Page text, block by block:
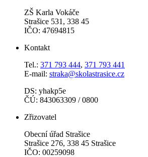
ZŠ Karla Vokáče
Strašice 531, 338 45
IČO: 47694815
Kontakt
Tel.: 371 793 444, 371 793 441
E-mail: straka@skolastrasice.cz
DS: yhakp5e
ČÚ: 843063309 / 0800
Zřizovatel
Obecní úřad Strašice
Strašice 276, 338 45 Strašice
IČO: 00259098